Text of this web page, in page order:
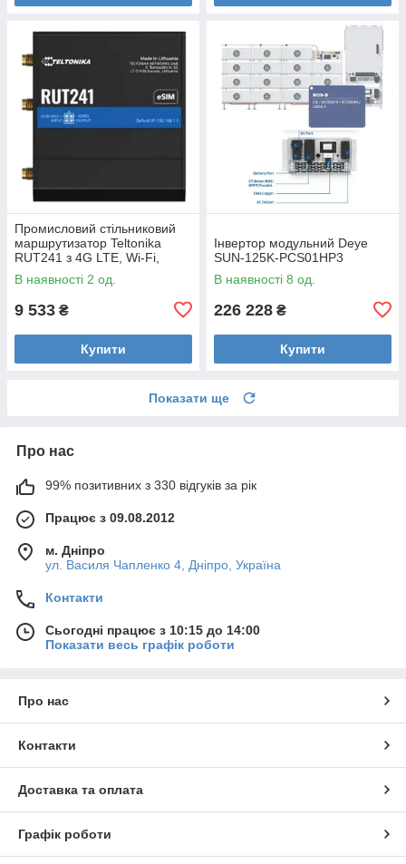
Промисловий стільниковий
маршрутизатор Teltonika
RUT241 з 4G LTE, Wi-Fi,
eSIM
В наявності 2 од.
9 533 ₴
Купити
Інвертор модульний Deye
SUN-125K-PCS01HP3
В наявності 8 од.
226 228 ₴
Купити
Показати ще
Про нас
99% позитивних з 330 відгуків за рік
Працює з 09.08.2012
м. Дніпро
ул. Василя Чапленко 4, Дніпро, Україна
Контакти
Сьогодні працює з 10:15 до 14:00
Показати весь графік роботи
Про нас
Контакти
Доставка та оплата
Графік роботи